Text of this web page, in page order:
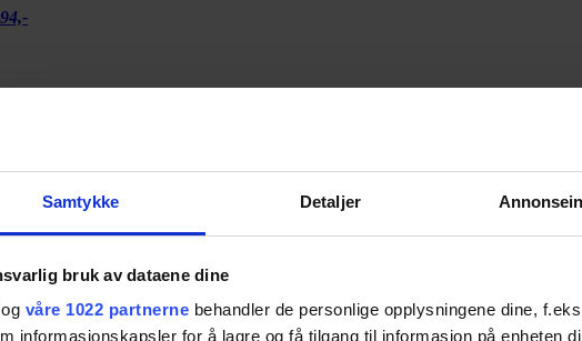
Samtykke Detaljer
bruk av dataene dine
våre 1022 partnerne behandler de personlige opplysningene dine,
informasjonskapsler for å lagre og få tilgang til informasjon på enheten